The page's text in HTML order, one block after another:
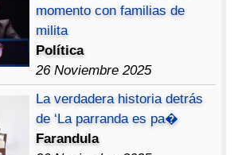
momento con familias de
milita
Política
26 Noviembre 2025
La verdadera historia detrás
de ‘La parranda es pa�
Farandula